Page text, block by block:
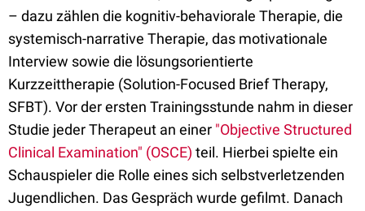
– dazu zählen die kognitiv-behaviorale Therapie, die
systemisch-narrative Therapie, das motivationale
Interview sowie die lösungsorientierte
Kurzzeittherapie (Solution-Focused Brief Therapy,
SFBT). Vor der ersten Trainingsstunde nahm in dieser
Studie jeder Therapeut an einer "Objective Structured
Clinical Examination" (OSCE) teil. Hierbei spielte ein
Schauspieler die Rolle eines sich selbstverletzenden
Jugendlichen. Das Gespräch wurde gefilmt. Danach